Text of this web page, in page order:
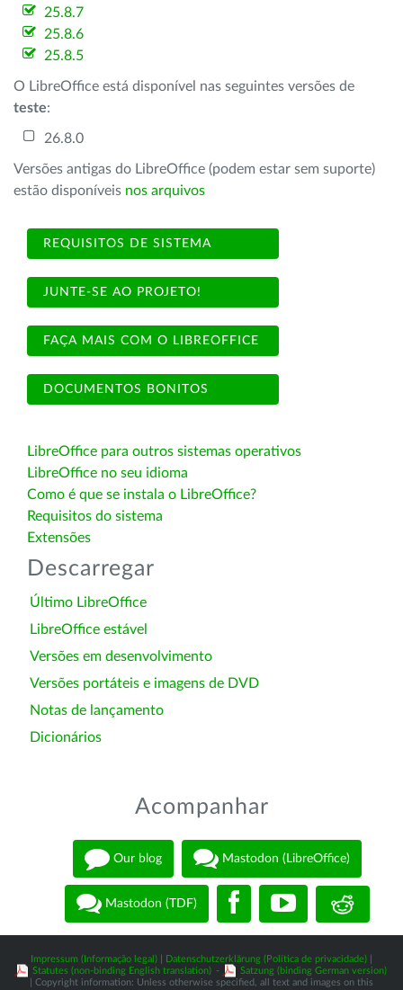
25.8.7
25.8.6
25.8.5
O LibreOffice está disponível nas seguintes versões de
teste:
26.8.0
Versões antigas do LibreOffice (podem estar sem suporte)
estão disponíveis nos arquivos
REQUISITOS DE SISTEMA
JUNTE-SE AO PROJETO!
FAÇA MAIS COM O LIBREOFFICE
DOCUMENTOS BONITOS
LibreOffice para outros sistemas operativos
LibreOffice no seu idioma
Como é que se instala o LibreOffice?
Requisitos do sistema
Extensões
Descarregar
Último LibreOffice
LibreOffice estável
Versões em desenvolvimento
Versões portáteis e imagens de DVD
Notas de lançamento
Dicionários
Acompanhar
Our blog Mastodon (LibreOffice)
Mastodon (TDF)
Impressum (Informação legal) Datenschutzerklärung (Política de privacidade)
Statutes (non-binding English translation) -
Satzung (binding German version)
| Copyright information: Unless otherwise specified, all text and images on this